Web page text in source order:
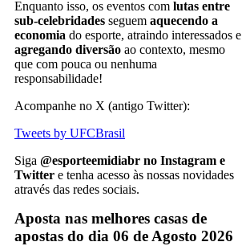
Enquanto isso, os eventos com lutas entre
sub-celebridades seguem aquecendo a
economia do esporte, atraindo interessados e
agregando diversão ao contexto, mesmo
que com pouca ou nenhuma
responsabilidade!
Acompanhe no X (antigo Twitter):
Tweets by UFCBrasil
Siga @esporteemidiabr no Instagram e
Twitter e tenha acesso às nossas novidades
através das redes sociais.
Aposta nas melhores casas de
apostas do dia 06 de Agosto 2026